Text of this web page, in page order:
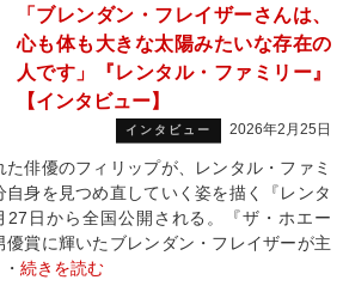
「ブレンダン・フレイザーさんは、
心も体も大きな太陽みたいな存在の
人です」『レンタル・ファミリー』
【インタビュー】
インタビュー 2026年2月25日
俳優のフィリップが、レンタル・ファミ
自身を見つめ直していく姿を描く『レンタ
27日から全国公開される。『ザ・ホエー
優賞に輝いたブレンダン・フレイザーが主
続きを読む